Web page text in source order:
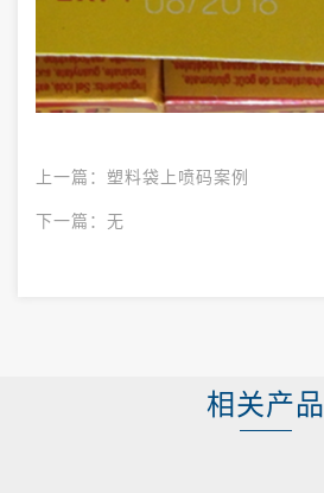
上一篇： 塑料袋上喷码案例
下一篇： 无
相关产品